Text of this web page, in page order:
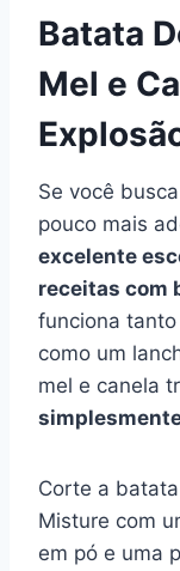
Batata
Mel e
Se você
pouco mais
excelente
receitas com
funciona
como um
mel e canela
Corte a
Misture com
em pó e uma